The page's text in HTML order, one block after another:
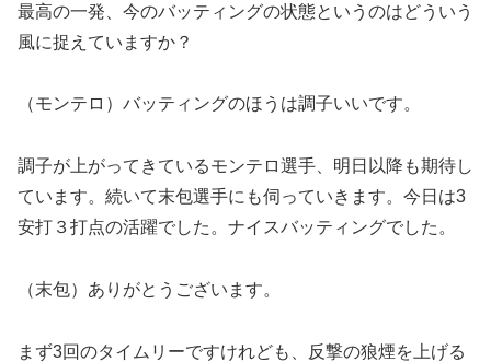
最高の一発、今のバッティングの状態というのはどういう
風に捉えていますか？
（モンテロ）バッティングのほうは調子いいです。
調子が上がってきているモンテロ選手、明日以降も期待し
ています。続いて末包選手にも伺っていきます。今日は3
安打３打点の活躍でした。ナイスバッティングでした。
（末包）ありがとうございます。
まず3回のタイムリーですけれども、反撃の狼煙を上げる